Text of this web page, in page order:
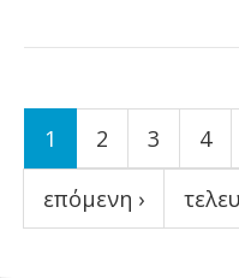
Σελίδες
1 2 3 4
επόμενη ›